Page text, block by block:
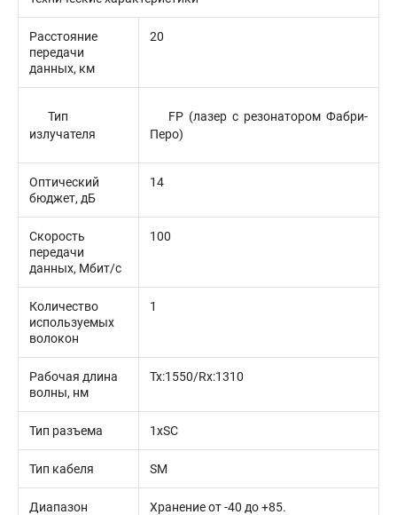
Расстояние
передачи
данных, км
20
Тип
излучателя
FP (лазер с резонатором Фабри-
Перо)
Оптический
бюджет, дБ
14
Скорость
передачи
данных, Мбит/с
100
Количество
используемых
волокон
1
Рабочая длина
волны, нм
Tx:1550/Rx:1310
Тип разъема 1xSC
Тип кабеля SМ
Диапазон
Хранение от -40 до +85.